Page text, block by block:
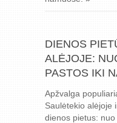
DIENOS
ALĖJOJE:
PASTOS IKI
Apžvalga
Saulėtekio alėjoje
dienos pietus: